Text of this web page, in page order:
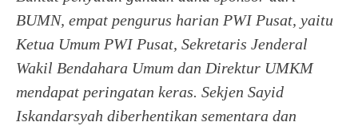
BUMN, empat pengurus harian PWI Pusat, yaitu
Ketua Umum PWI Pusat, Sekretaris Jenderal
Wakil Bendahara Umum dan Direktur UMKM
mendapat peringatan keras. Sekjen Sayid
Iskandarsyah diberhentikan sementara dan